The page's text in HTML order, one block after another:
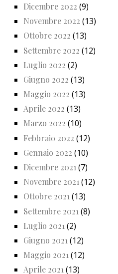
Dicembre 2022 (9)
Novembre 2022 (13)
Ottobre 2022 (13)
Settembre 2022 (12)
Luglio 2022 (2)
Giugno 2022 (13)
Maggio 2022 (13)
Aprile 2022 (13)
Marzo 2022 (10)
Febbraio 2022 (12)
Gennaio 2022 (10)
Dicembre 2021 (7)
Novembre 2021(12)
Ottobre 2021(13)
Settembre 2021 (8)
Luglio 2021 (2)
Giugno 2021 (12)
Maggio 2021 (12)
Aprile 2021(13)